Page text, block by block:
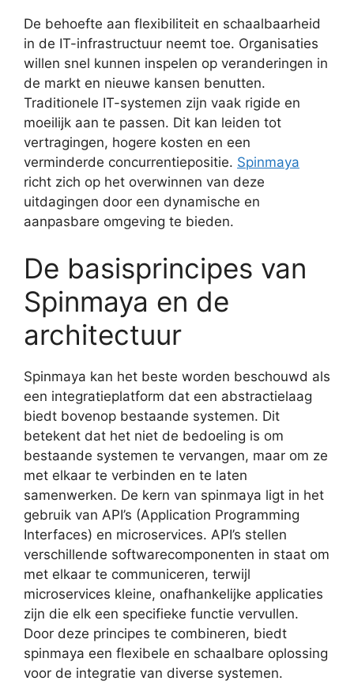
De behoefte aan flexibiliteit en schaalbaarheid
in de IT-infrastructuur neemt toe. Organisaties
willen snel kunnen inspelen op veranderingen in
de markt en nieuwe kansen benutten.
Traditionele IT-systemen zijn vaak rigide en
moeilijk aan te passen. Dit kan leiden tot
vertragingen, hogere kosten en een
verminderde concurrentiepositie. Spinmaya
richt zich op het overwinnen van deze
uitdagingen door een dynamische en
aanpasbare omgeving te bieden.
De basisprincipes van
Spinmaya en de
architectuur
Spinmaya kan het beste worden beschouwd als
een integratieplatform dat een abstractielaag
biedt bovenop bestaande systemen. Dit
betekent dat het niet de bedoeling is om
bestaande systemen te vervangen, maar om ze
met elkaar te verbinden en te laten
samenwerken. De kern van spinmaya ligt in het
gebruik van API’s (Application Programming
Interfaces) en microservices. API’s stellen
verschillende softwarecomponenten in staat om
met elkaar te communiceren, terwijl
microservices kleine, onafhankelijke applicaties
zijn die elk een specifieke functie vervullen.
Door deze principes te combineren, biedt
spinmaya een flexibele en schaalbare oplossing
voor de integratie van diverse systemen.